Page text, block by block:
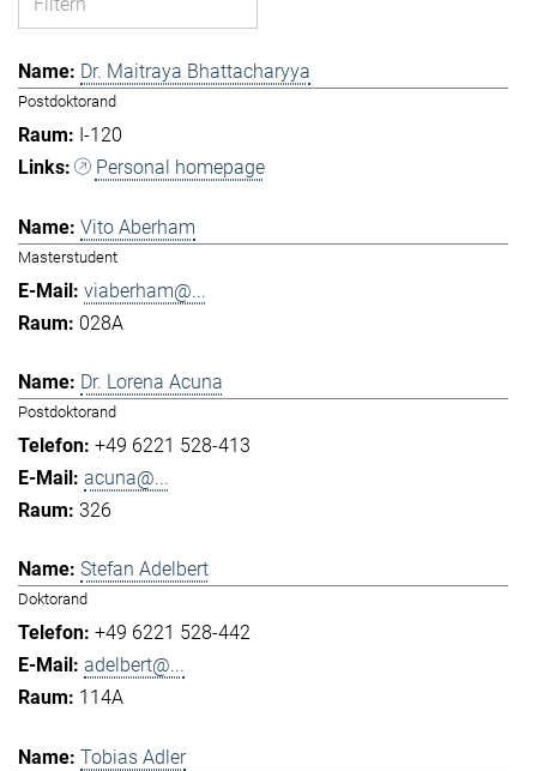
Dr. Maitraya Bhattacharyya
Postdoktorand
I-120
Personal homepage
Vito Aberham
Masterstudent
viaberham@...
028A
Dr. Lorena Acuna
Postdoktorand
+49 6221 528-413
acuna@...
326
Stefan Adelbert
Doktorand
+49 6221 528-442
adelbert@...
114A
Tobias Adler